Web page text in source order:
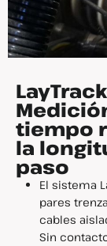
tiempo
la
paso
El sistema
pares
cables
Sin